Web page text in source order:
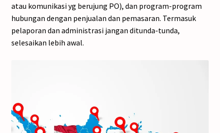
atau komunikasi yg berujung PO), dan program-program
hubungan dengan penjualan dan pemasaran. Termasuk
pelaporan dan administrasi jangan ditunda-tunda,
selesaikan lebih awal.